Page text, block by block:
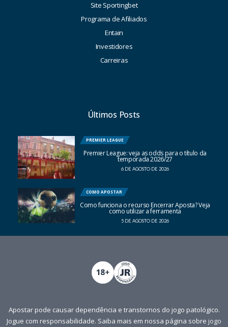
Site Sportingbet
Programa de Afiliados
Entain
Investidores
Carreiras
Últimos Posts
PREMIER LEAGUE
Premier League: veja as odds para o título da
temporada 2026/27
6 DE AGOSTO DE 2026
COMO APOSTAR
Como funciona o recurso Encerrar Aposta? Veja
como utilizar a ferramenta
5 DE AGOSTO DE 2026
Apostar pode causar dependência e transtornos do jogo patológico.
Jogue com responsabilidade. Saiba mais em nossa página sobre jogo